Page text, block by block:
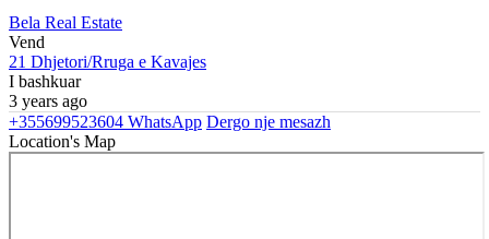
Bela Real Estate
Vend
21 Dhjetori/Rruga e Kavajes
I bashkuar
3 years ago
+355699523604 WhatsApp Dergo nje mesazh
Location's Map